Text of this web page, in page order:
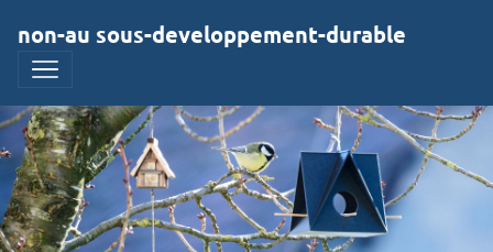
non-au sous-developpement-durable